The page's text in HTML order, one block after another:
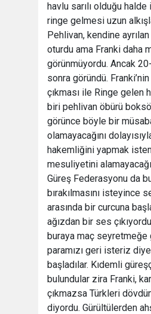
havlu sarılı olduğu
ringe gelmesi uzun
Pehlivan, kendine
oturdu ama Franki daha
görünmüyordu. Ancak
sonra göründü.
çıkması ile Ringe gelen
biri pehlivan öbürü
görünce böyle bir
olamayacağını
hakemliğini yapmak
mesuliyetini
Güreş Federasyonu da
bırakılmasını isteyince
arasında bir curcuna
ağızdan bir ses
buraya maç seyretmeğe
paramızı geri isteriz
başladılar. Kıdemli
bulundular zira Franki,
çıkmazsa Türkleri
diyordu. Gürültülerden